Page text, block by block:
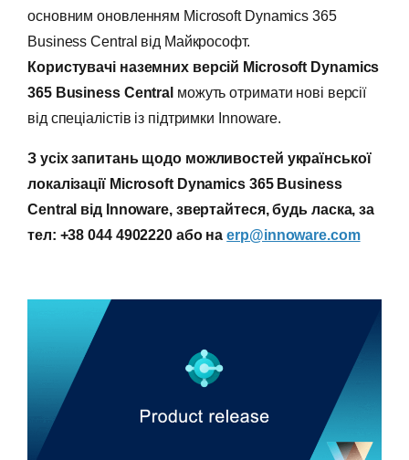
основним оновленням Microsoft Dynamics 365
Business Central від Майкрософт.
Користувачі наземних версій Microsoft Dynamics
365 Business Central можуть отримати нові версії
від спеціалістів із підтримки Innoware.
З усіх запитань щодо можливостей української
локалізації Microsoft Dynamics 365 Business
Central від Innoware, звертайтеся, будь ласка, за
тел: +38 044 4902220 або наerp@innoware.com